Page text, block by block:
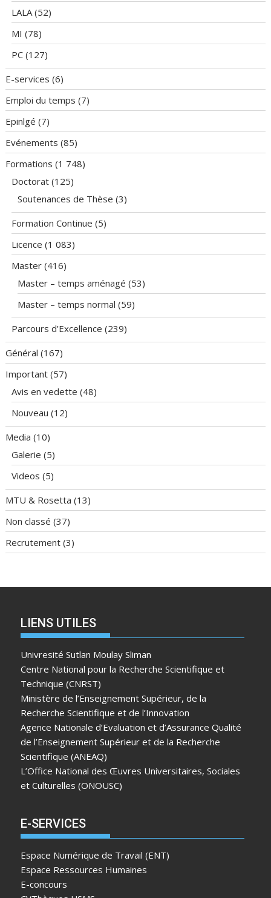
LALA(52)
MI (78)
PC (127)
E-services (6)
Emploi du temps (7)
Epinlgé (7)
Evénements (85)
Formations (1 748)
Doctorat (125)
Soutenances de Thèse (3)
Formation Continue (5)
Licence (1 083)
Master (416)
Master – temps aménagé (53)
Master – temps normal (59)
Parcours d’Excellence (239)
Général (167)
Important (57)
Avis en vedette (48)
Nouveau (12)
Media (10)
Galerie (5)
Videos (5)
MTU & Rosetta (13)
Non classé (37)
Recrutement (3)
LIENS UTILES
Univresité Sutlan Moulay Sliman
Centre National pour la Recherche Scientifique et
Technique (CNRST)
Ministère de l’Enseignement Supérieur, de la
Recherche Scientifique et de l’Innovation
Agence Nationale d’Evaluation et d’Assurance Qualité
de l’Enseignement Supérieur et de la Recherche
Scientifique (ANEAQ)
L’Office National des Œuvres Universitaires, Sociales
et Culturelles (ONOUSC)
E-SERVICES
Espace Numérique de Travail (ENT)
Espace Ressources Humaines
E-concours